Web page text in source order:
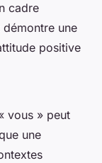
cadre
une
positive
vous » peut
une